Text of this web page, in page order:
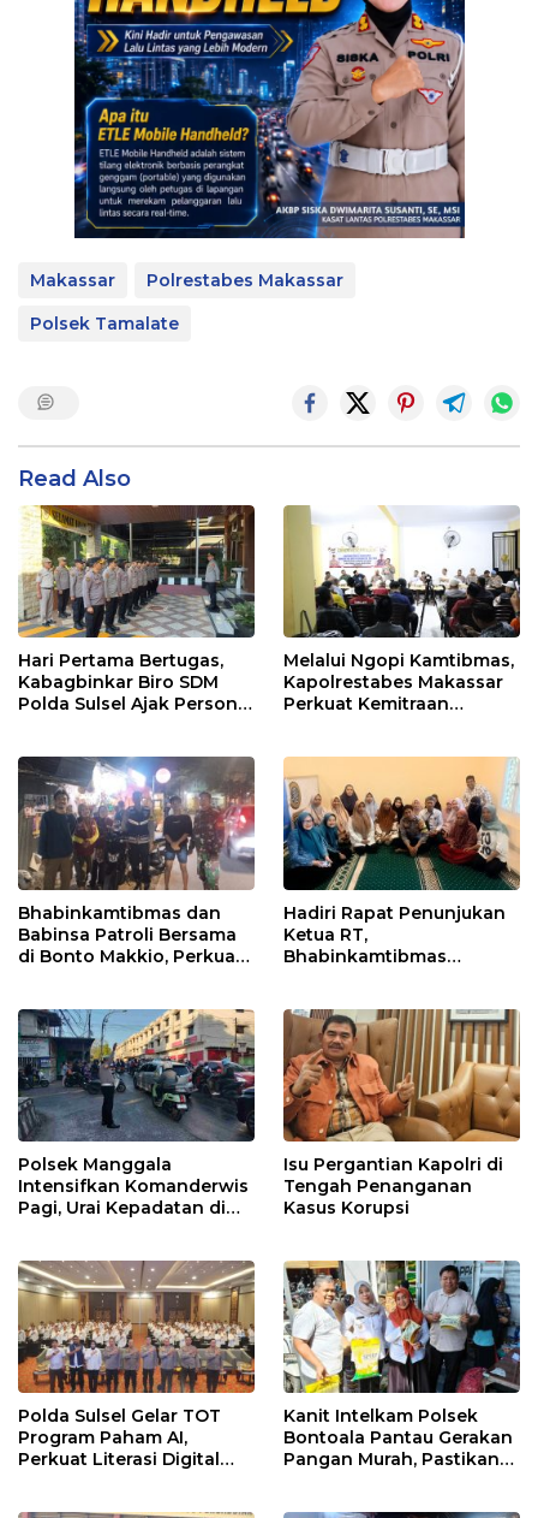
Makassar
Polrestabes Makassar
Polsek Tamalate
Read Also
Hari Pertama Bertugas,
Kabagbinkar Biro SDM
Polda Sulsel Ajak Personel
Melalui Ngopi Kamtibmas,
Kapolrestabes Makassar
Perkuat Kemitraan
Bhabinkamtibmas dan
Babinsa Patroli Bersama
di Bonto Makkio, Perkuat
Hadiri Rapat Penunjukan
Ketua RT,
Bhabinkamtibmas
dengan Warga
Polsek Manggala
Intensifkan Komanderwis
Pagi, Urai Kepadatan di
Isu Pergantian Kapolri di
Tengah Penanganan
Kasus Korupsi
Polda Sulsel Gelar TOT
Program Paham AI,
Perkuat Literasi Digital
Kanit Intelkam Polsek
Bontoala Pantau Gerakan
Pangan Murah, Pastikan